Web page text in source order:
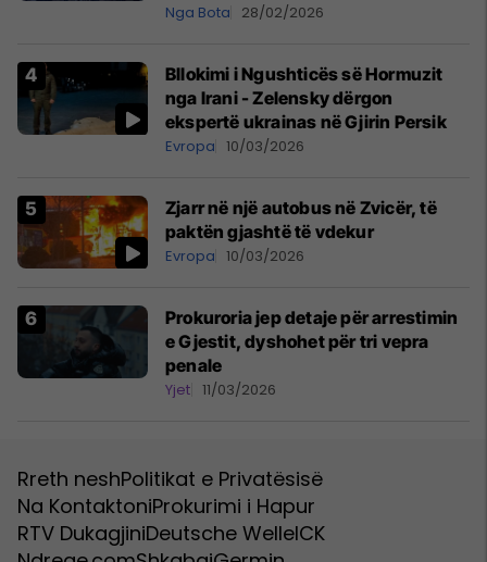
Nga Bota 28/02/2026
Bllokimi i Ngushticës së Hormuzit
nga Irani - Zelensky dërgon
ekspertë ukrainas në Gjirin Persik
Evropa 10/03/2026
Zjarr në një autobus në Zvicër, të
paktën gjashtë të vdekur
Evropa 10/03/2026
Prokuroria jep detaje për arrestimin
e Gjestit, dyshohet për tri vepra
penale
Yjet 11/03/2026
Rreth neshPolitikat e Privatësisë
Na KontaktoniProkurimi i Hapur
RTV DukagjiniDeutsche WelleICK